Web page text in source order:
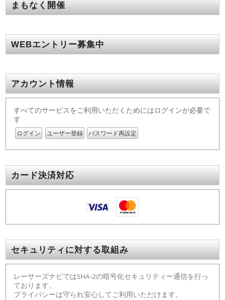
まもなく開催
WEBエントリー募集中
アカウント情報
すべてのサービスをご利用いただくためにはログインが必要で
す
ログイン ユーザー登録 パスワード再設定
カード決済対応
セキュリティに対する取組み
レーサーズナビではSHA-2の暗号化セキュリティー通信を行っ
ております。
プライバシーは守られ安心してご利用いただけます。